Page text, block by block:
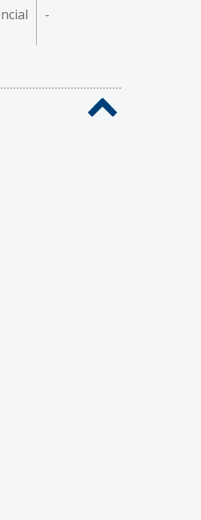
-